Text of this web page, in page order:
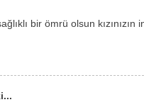
bir ömrü olsun kızınızın